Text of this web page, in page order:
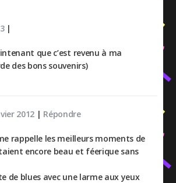
|
que c’est revenu à ma
des bons souvenirs)
2012 | Répondre
rappelle les meilleurs moments de
encore beau et féerique sans
de blues avec une larme aux yeux